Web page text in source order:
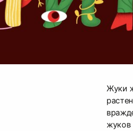
Жуки
жуков